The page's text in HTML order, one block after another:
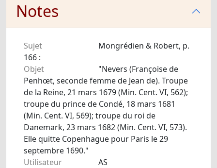
Notes
Sujet
Mongrédien & Robert, p.
166 :
Objet
"Nevers (Françoise de
Penhœt, seconde femme de Jean de). Troupe
de la Reine, 21 mars 1679 (Min. Cent. VI, 562);
troupe du prince de Condé, 18 mars 1681
(Min. Cent. VI, 569); troupe du roi de
Danemark, 23 mars 1682 (Min. Cent. VI, 573).
Elle quitte Copenhague pour Paris le 29
septembre 1690."
Utilisateur
AS